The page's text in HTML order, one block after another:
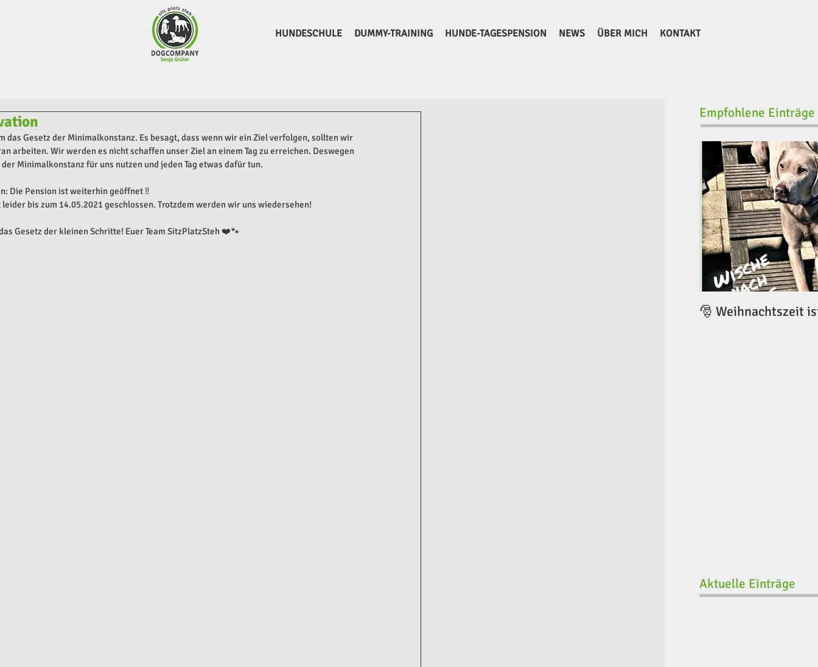
HUNDESCHULE DUMMY-TRAINING HUNDE-TAGESPENSION NEWS ÜBER MICH KONTAKT
das Gesetz der Minimalkonstanz. Es besagt, dass wenn wir ein Ziel verfolgen, sollten wir
arbeiten. Wir werden es nicht schaffen unser Ziel an einem Tag zu erreichen. Deswegen
Minimalkonstanz für uns nutzen und jeden Tag etwas dafür tun.
Die Pension ist weiterhin geöffnet ‼️
bis zum 14.05.2021 geschlossen. Trotzdem werden wir uns wiedersehen!
Gesetz der kleinen Schritte! Euer Team SitzPlatzSteh ❤️🐾
Empfohlene Einträge
🎅 Weihnachtszeit
Aktuelle Einträge